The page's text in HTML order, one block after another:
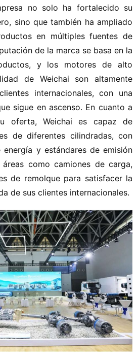
no solo ha fortalecido su
sino que también ha ampliado
en múltiples fuentes de
de la marca se basa en la
y los motores de alto
de Weichai son altamente
internacionales, con una
sigue en ascenso. En cuanto a
oferta, Weichai es capaz de
de diferentes cilindradas, con
y estándares de emisión
como camiones de carga,
de remolque para satisfacer la
de sus clientes internacionales.